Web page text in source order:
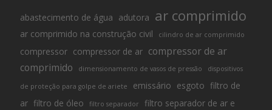
abastecimento de água adutora ar comprimido
ar comprimido na construção civil cilindro de ar comprimido
compressor compressor de ar compressor de ar
comprimido
dimensionamento de vasos de pressão dispositivos
de proteção para golpe de ariete emissário esgoto filtro de
ar filtro de óleo filtro separador
filtro separador de ar e